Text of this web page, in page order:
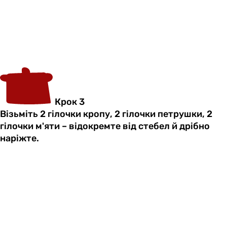
Крок 3
Візьміть 2 гілочки кропу, 2 гілочки петрушки, 2
гілочки м'яти – відокремте від стебел й дрібно
наріжте.